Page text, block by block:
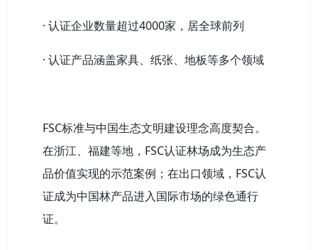
· 认证企业数量超过4000家，居全球前列
· 认证产品涵盖家具、纸张、地板等多个领域
FSC标准与中国生态文明建设理念高度契合。
在浙江、福建等地，FSC认证林场成为生态产
品价值实现的示范案例；在出口领域，FSC认
证成为中国林产品进入国际市场的绿色通行
证。